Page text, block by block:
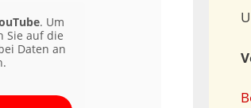
. Um
Sie auf die
Daten an